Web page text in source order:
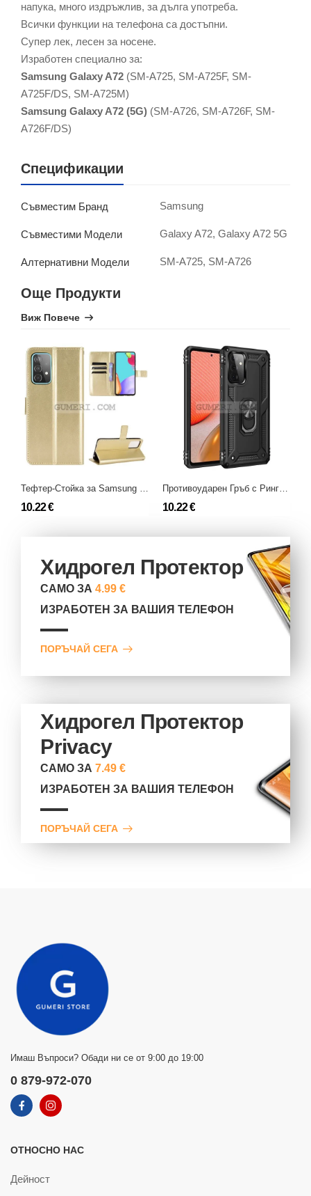
напука, много издръжлив, за дълга употреба.
Всички функции на телефона са достъпни.
Супер лек, лесен за носене.
Изработен специално за:
Samsung Galaxy A72 (SM-A725, SM-A725F, SM-
A725F/DS, SM-A725M)
Samsung Galaxy A72 (5G) (SM-A726, SM-A726F, SM-
A726F/DS)
Спецификации
Съвместим Бранд Samsung
Съвместими Модели Galaxy A72, Galaxy A72 5G
Алтернативни Модели SM-A725, SM-A726
Още Продукти
Виж Повече
Тефтер-Стойка за Samsung Galaxy A72 (5G)
10.22 €
Противоударен Гръб с Ринг за Samsung Galaxy A72 (5G)
10.22 €
Хидрогел Протектор
САМО ЗА4.99 €
ИЗРАБОТЕН ЗА ВАШИЯ ТЕЛЕФОН
ПОРЪЧАЙ СЕГА
Хидрогел Протектор
Privacy
САМО ЗА7.49 €
ИЗРАБОТЕН ЗА ВАШИЯ ТЕЛЕФОН
ПОРЪЧАЙ СЕГА
Имаш Въпроси? Обади ни се от 9:00 до 19:00
0 879-972-070
ОТНОСНО НАС
Дейност